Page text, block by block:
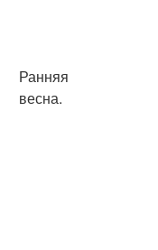
Ранняя
весна.